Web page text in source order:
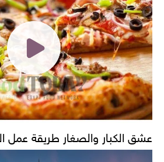
عشق الكبار والصغار طريقة عمل